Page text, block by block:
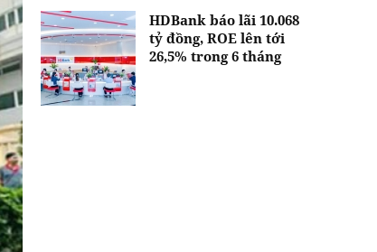
HDBank báo lãi 10.068
tỷ đồng, ROE lên tới
26,5% trong 6 tháng